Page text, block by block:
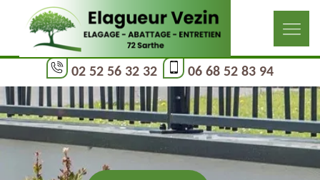
02 52 56 32 32 06 68 52 83 94